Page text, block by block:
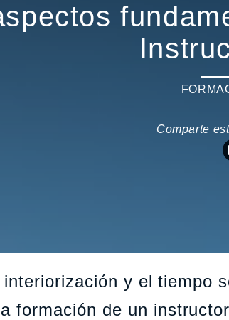
Comparte
y el tiempo
formación de un